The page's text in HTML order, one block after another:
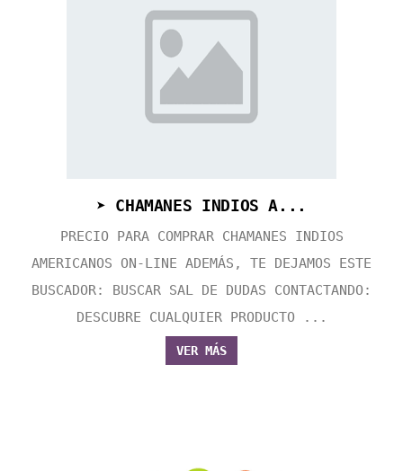
➤ CHAMANES INDIOS A...
PRECIO PARA COMPRAR CHAMANES INDIOS
AMERICANOS ON-LINE ADEMÁS, TE DEJAMOS ESTE
BUSCADOR: BUSCAR SAL DE DUDAS CONTACTANDO:
DESCUBRE CUALQUIER PRODUCTO ...
VER MÁS